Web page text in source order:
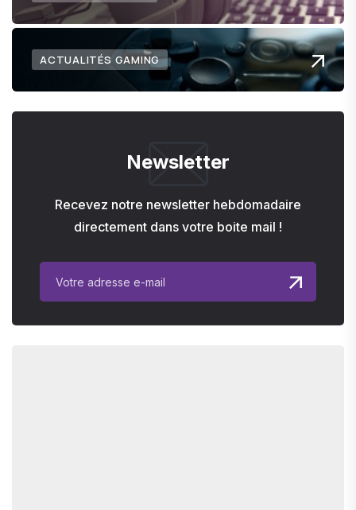
ACTUALITÉS GAMING
Newsletter
Recevez notre newsletter hebdomadaire
directement dans votre boite mail !